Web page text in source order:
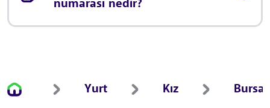
numarası nedir?
Yurt Kız Bursa